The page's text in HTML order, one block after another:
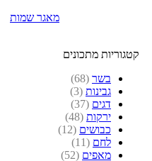
מאגר שמות
קטגוריות מתכונים
בשר (68)
גבינות (3)
דגים (37)
ירקות (48)
כבושים (12)
לחם (11)
מאפים (52)